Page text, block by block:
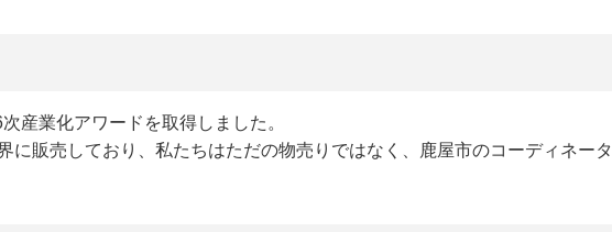
産業化アワードを取得しました。
に販売しており、私たちはただの物売りではなく、鹿屋市のコーディネータ